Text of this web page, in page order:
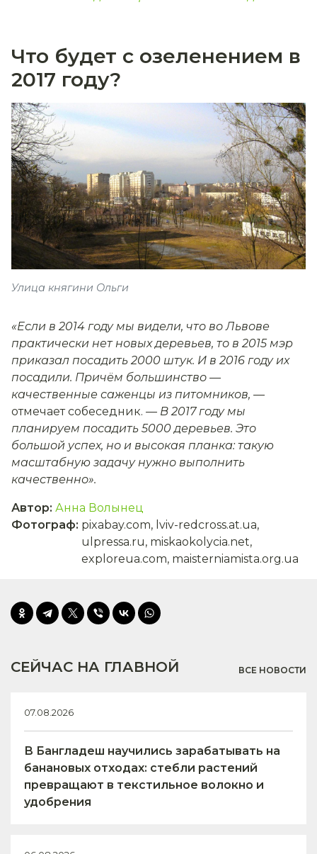
Что будет с озеленением в
2017 году?
Улица княгини Ольги
«Если в 2014 году мы видели, что во Львове
практически нет новых деревьев, то в 2015 мэр
приказал посадить 2000 штук. И в 2016 году их
посадили. Причём большинство —
качественные саженцы из питомников, —
отмечает собеседник. — В 2017 году мы
планируем посадить 5000 деревьев. Это
большой успех, но и высокая планка: такую
масштабную задачу нужно выполнить
качественно».
Автор: Анна Волынец
Фотограф: pixabay.com, lviv-redcross.at.ua,
ulpressa.ru, miskaokolycia.net,
exploreua.com, maisterniamista.org.ua
СЕЙЧАС НА ГЛАВНОЙ ВСЕ НОВОСТИ
07.08.2026
В Бангладеш научились зарабатывать на
банановых отходах: стебли растений
превращают в текстильное волокно и
удобрения